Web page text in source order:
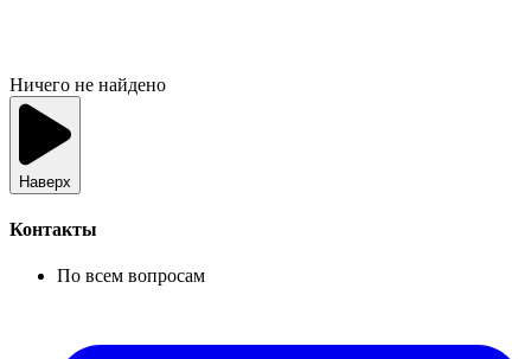
Ничего не найдено
Наверх
Контакты
По всем вопросам